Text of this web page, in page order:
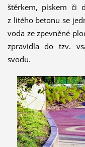
štěrkem, pískem či
z litého betonu se
voda ze zpevněné
zpravidla do tzv.
svodu.